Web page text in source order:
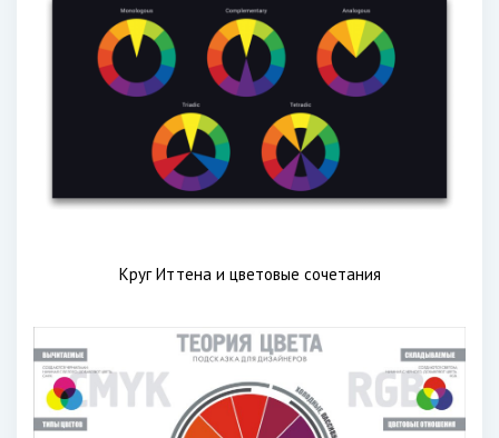
Круг Иттена и цветовые сочетания